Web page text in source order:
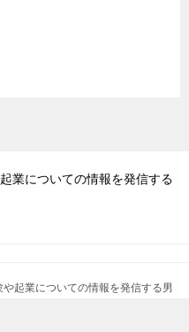
業についての情報を発信する
起業についての情報を発信する男